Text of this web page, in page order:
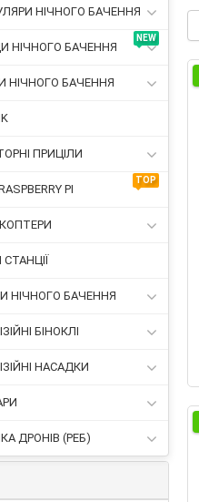
НІЧНОГО БАЧЕННЯ
NEW
НІЧНОГО БАЧЕННЯ
НІЧНОГО БАЧЕННЯ
ПРИЦІЛИ
TOP
PI
НІЧНОГО БАЧЕННЯ
БІНОКЛІ
НАСАДКИ
ДРОНІВ (РЕБ)